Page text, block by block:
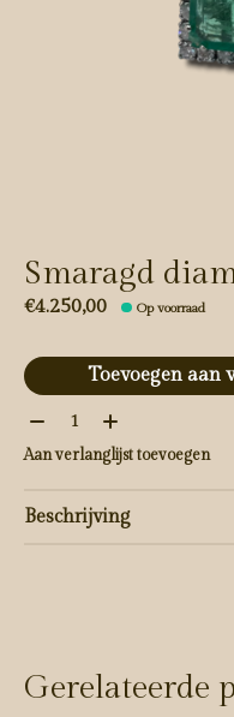
Smaragd
€4.250,00 Op voorraad
Toevoegen aan
Aantal:
Aan verlanglijst toevoegen
Beschrijving
Gerelateerde